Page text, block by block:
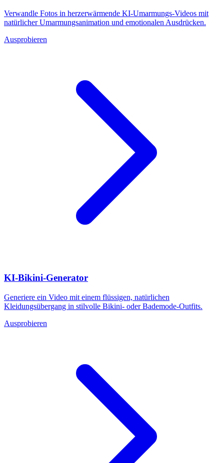
Verwandle Fotos in herzerwärmende KI-Umarmungs-Videos mit
natürlicher Umarmungsanimation und emotionalen Ausdrücken.
Ausprobieren
KI-Bikini-Generator
Generiere ein Video mit einem flüssigen, natürlichen
Kleidungsübergang in stilvolle Bikini- oder Bademode-Outfits.
Ausprobieren